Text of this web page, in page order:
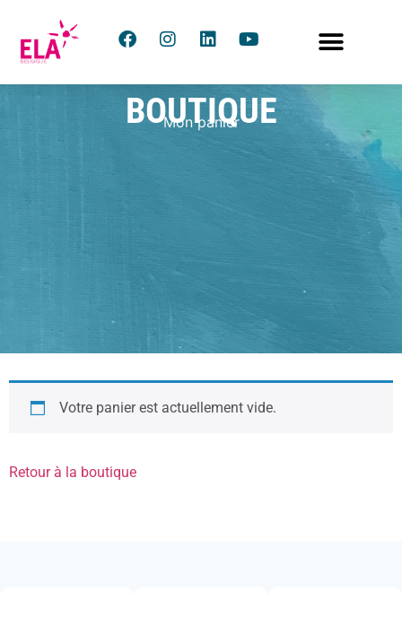
BOUTIQUE
Mon panier
Votre panier est actuellement vide.
Retour à la boutique